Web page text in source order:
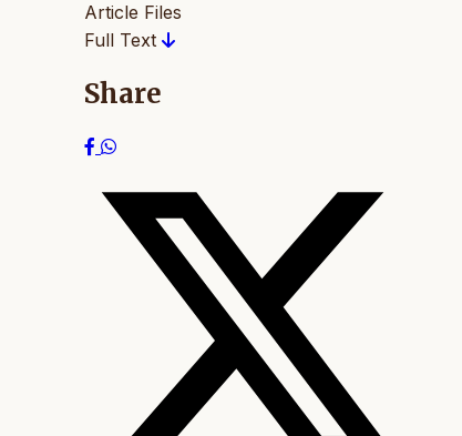
Article Files
Full Text
Share